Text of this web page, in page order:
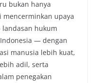
bukan hanya
upaya
hukum
— dengan
manusia lebih kuat,
adil, serta
penegakan